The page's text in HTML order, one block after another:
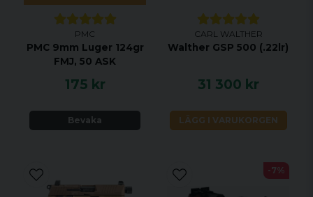
PMC
PMC 9mm Luger 124gr
FMJ, 50 ASK
175 kr
Bevaka
CARL WALTHER
Walther GSP 500 (.22lr)
31 300 kr
LÄGG I VARUKORGEN
-7%